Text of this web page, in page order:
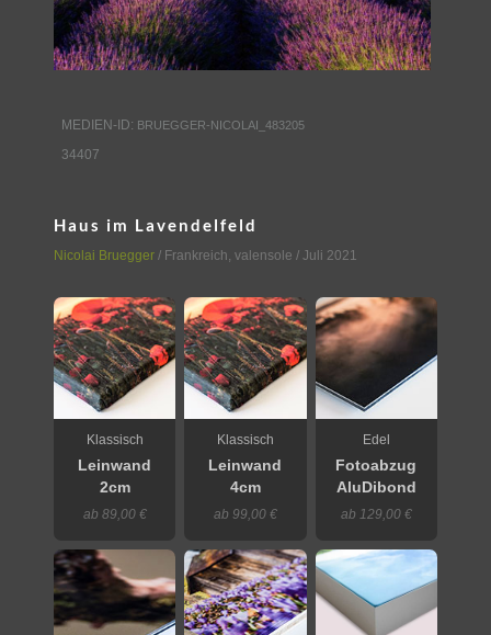
AUSSTELLUNGEN
KONTAKT
MEDIEN-ID: BRUEGGER-NICOLAI_483205
34407
Haus im Lavendelfeld
Nicolai Bruegger / Frankreich, valensole / Juli 2021
Klassisch
Leinwand
2cm
ab 89,00 €
Klassisch
Leinwand
4cm
ab 99,00 €
Edel
Fotoabzug
AluDibond
ab 129,00 €